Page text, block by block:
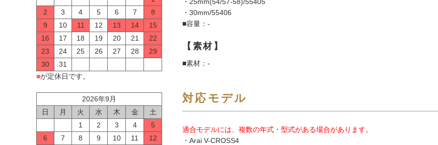
2
3 4 5 6 7
8
9
10 11 12 13 14
15
16
17 18 19 20 21
22
23
24 25 26 27 28
29
30
31
■が定休日です。
2026年9月
日
月 火 水 木 金
土
1
2 3 4
5
6
7 8 9 10 11
12
・30mm/55406
■容量：-
【素材】
■素材：-
対応モデル
適合モデルには、複数の年式・型式がある場合があります。
・Arai V-CROSS4